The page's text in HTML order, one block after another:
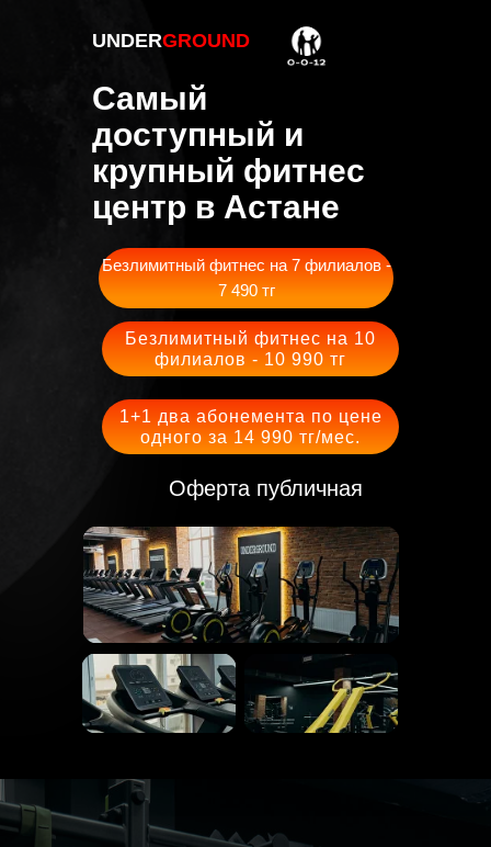
Самый
доступный и
крупный фитнес
центр в Астане
UNDERGROUND
Безлимитный фитнес на 7 филиалов -
7 490 тг
Безлимитный фитнес на 10
филиалов - 10 990 тг
Оферта публичная
1+1 два абонемента по цене
одного за 14 990 тг/мес.